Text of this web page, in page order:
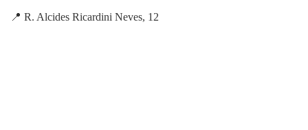
📍 R. Alcides Ricardini Neves, 12